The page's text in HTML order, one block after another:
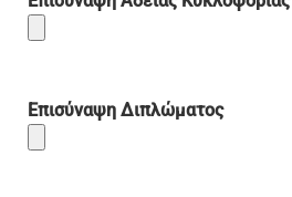
Επισύναψη Διπλώματος